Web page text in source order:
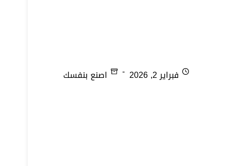
فبراير 2, 2026
اصنع بنفسك